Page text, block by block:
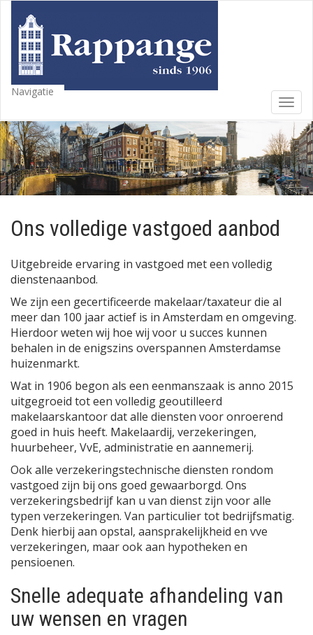
Navigatie
Ons volledige vastgoed aanbod
Uitgebreide ervaring in vastgoed met een volledig
dienstenaanbod.
We zijn een gecertificeerde makelaar/taxateur die al
meer dan 100 jaar actief is in Amsterdam en omgeving.
Hierdoor weten wij hoe wij voor u succes kunnen
behalen in de enigszins overspannen Amsterdamse
huizenmarkt.
Wat in 1906 begon als een eenmanszaak is anno 2015
uitgegroeid tot een volledig geoutilleerd
makelaarskantoor dat alle diensten voor onroerend
goed in huis heeft. Makelaardij, verzekeringen,
huurbeheer, VvE, administratie en aannemerij.
Ook alle verzekeringstechnische diensten rondom
vastgoed zijn bij ons goed gewaarborgd. Ons
verzekeringsbedrijf kan u van dienst zijn voor alle
typen verzekeringen. Van particulier tot bedrijfsmatig.
Denk hierbij aan opstal, aansprakelijkheid en vve
verzekeringen, maar ook aan hypotheken en
pensioenen.
Snelle adequate afhandeling van
uw wensen en vragen